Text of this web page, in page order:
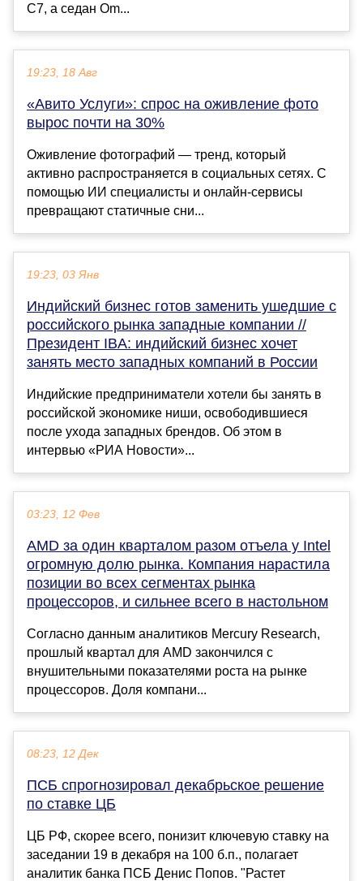
C7, а седан Om...
19:23, 18 Авг
«Авито Услуги»: спрос на оживление фото
вырос почти на 30%
Оживление фотографий — тренд, который
активно распространяется в социальных сетях. С
помощью ИИ специалисты и онлайн-сервисы
превращают статичные сни...
19:23, 03 Янв
Индийский бизнес готов заменить ушедшие с
российского рынка западные компании //
Президент IBA: индийский бизнес хочет
занять место западных компаний в России
Индийские предприниматели хотели бы занять в
российской экономике ниши, освободившиеся
после ухода западных брендов. Об этом в
интервью «РИА Новости»...
03:23, 12 Фев
AMD за один кварталом разом отъела у Intel
огромную долю рынка. Компания нарастила
позиции во всех сегментах рынка
процессоров, и сильнее всего в настольном
Согласно данным аналитиков Mercury Research,
прошлый квартал для AMD закончился с
внушительными показателями роста на рынке
процессоров. Доля компани...
08:23, 12 Дек
ПСБ спрогнозировал декабрьское решение
по ставке ЦБ
ЦБ РФ, скорее всего, понизит ключевую ставку на
заседании 19 в декабря на 100 б.п., полагает
аналитик банка ПСБ Денис Попов. "Растет